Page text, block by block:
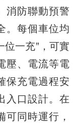
消防聯動預警
。每個車位均
位一充”，可實
壓、電流等電
保充電過程安
入口設計。在
可同時運行，